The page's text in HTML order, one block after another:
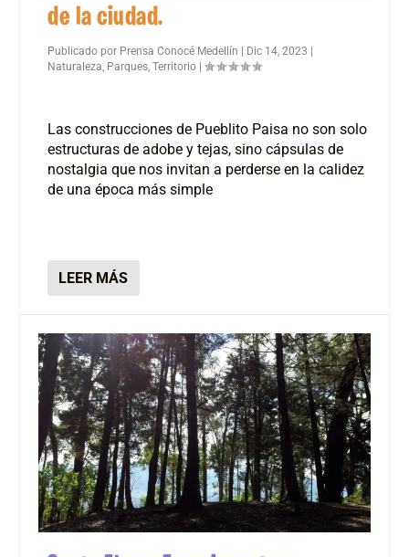
de la ciudad.
Publicado por Prensa Conocé Medellín | Dic 14, 2023 |
Naturaleza Parques ,Territorio |
Las construcciones de Pueblito Paisa no son solo
estructuras de adobe y tejas, sino cápsulas de
nostalgia que nos invitan a perderse en la calidez
de una época más simple
LEER MÁS